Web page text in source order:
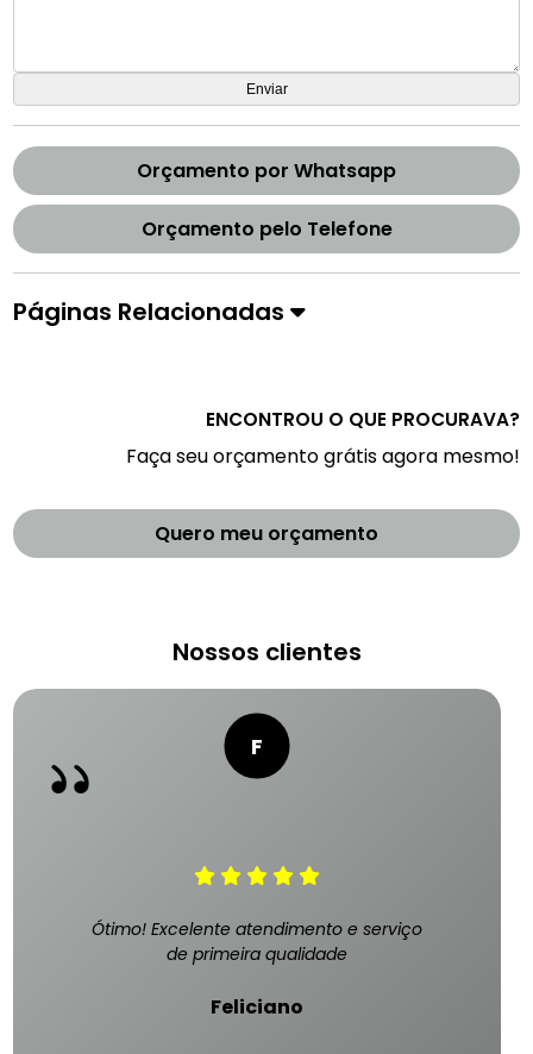
Orçamento por Whatsapp
Orçamento pelo Telefone
Páginas Relacionadas
ENCONTROU O QUE PROCURAVA?
Faça seu orçamento grátis agora mesmo!
Quero meu orçamento
Nossos clientes
Ótimo! Excelente atendimento e serviço
de primeira qualidade
Feliciano